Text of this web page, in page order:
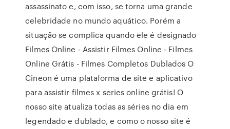
assassinato e, com isso, se torna uma grande
celebridade no mundo aquático. Porém a
situação se complica quando ele é designado
Filmes Online - Assistir Filmes Online - Filmes
Online Grátis - Filmes Completos Dublados O
Cineon é uma plataforma de site e aplicativo
para assistir filmes x series online grátis! O
nosso site atualiza todas as séries no dia em
legendado e dublado, e como o nosso site é